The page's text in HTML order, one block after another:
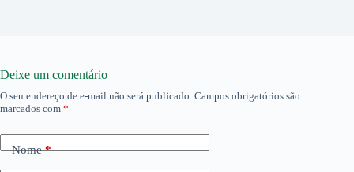
Deixe um comentário
O seu endereço de e-mail não será publicado. Campos obrigatórios são
marcados com *
Nome*